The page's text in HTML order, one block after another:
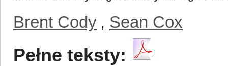
Brent Cody , Sean Cox
Pełne teksty: